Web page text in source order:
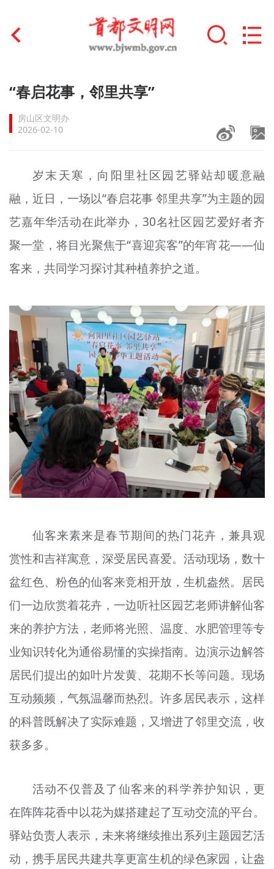
首页
文明创建
文明培育
+
未成年人思想道德建设
榜样人物
+
身边好人
北京宣传文化引导基金
宣传思想文化人才
专题
资料库
+
“春启花事，邻里共享”
房山区文明办
2026-02-10
岁末天寒，向阳里社区园艺驿站却暖意融
融，近日，一场以“春启花事 邻里共享”为主题的园
艺嘉年华活动在此举办，30名社区园艺爱好者齐
聚一堂，将目光聚焦于“喜迎宾客”的年宵花——仙
客来，共同学习探讨其种植养护之道。
仙客来素来是春节期间的热门花卉，兼具观
赏性和吉祥寓意，深受居民喜爱。活动现场，数十
盆红色、粉色的仙客来竞相开放，生机盎然。居民
们一边欣赏着花卉，一边听社区园艺老师讲解仙客
来的养护方法，老师将光照、温度、水肥管理等专
业知识转化为通俗易懂的实操指南。边演示边解答
居民们提出的如叶片发黄、花期不长等问题。现场
互动频频，气氛温馨而热烈。许多居民表示，这样
的科普既解决了实际难题，又增进了邻里交流，收
获多多。
活动不仅普及了仙客来的科学养护知识，更
在阵阵花香中以花为媒搭建起了互动交流的平台。
驿站负责人表示，未来将继续推出系列主题园艺活
动，携手居民共建共享更富生机的绿色家园，让盎